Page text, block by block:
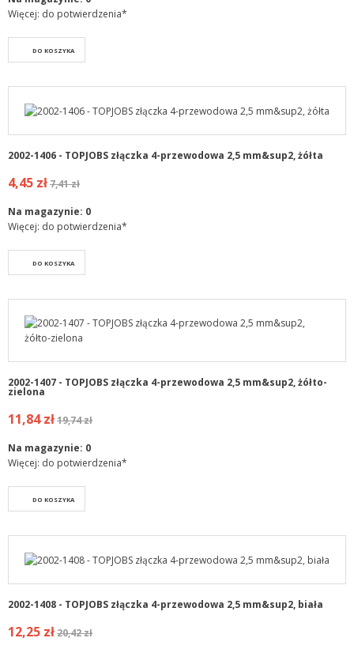
Więcej: do potwierdzenia*
DO KOSZYKA
2002-1406 - TOPJOBS złączka 4-przewodowa 2,5 mm&sup2, żółta
4,45 zł7,41 zł
Na magazynie: 0
Więcej: do potwierdzenia*
DO KOSZYKA
2002-1407 - TOPJOBS złączka 4-przewodowa 2,5 mm&sup2, żółto-
zielona
11,84 zł19,74 zł
Na magazynie: 0
Więcej: do potwierdzenia*
DO KOSZYKA
2002-1408 - TOPJOBS złączka 4-przewodowa 2,5 mm&sup2, biała
12,25 zł20,42 zł